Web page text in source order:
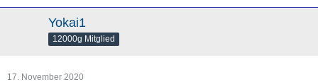
Yokai1
12000g Mitglied
17. November 2020